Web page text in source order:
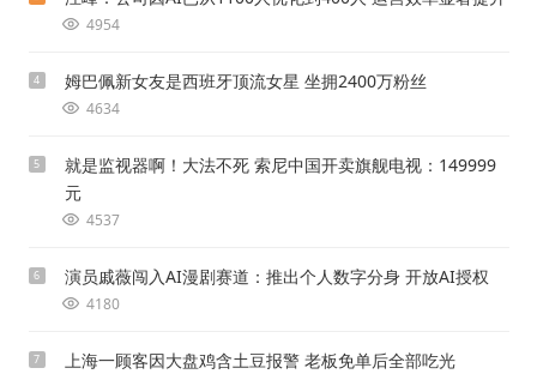
4954
4 姆巴佩新女友是西班牙顶流女星 坐拥2400万粉丝
4634
5
就是监视器啊！大法不死 索尼中国开卖旗舰电视：149999
元
4537
6 演员戚薇闯入AI漫剧赛道：推出个人数字分身 开放AI授权
4180
7 上海一顾客因大盘鸡含土豆报警 老板免单后全部吃光